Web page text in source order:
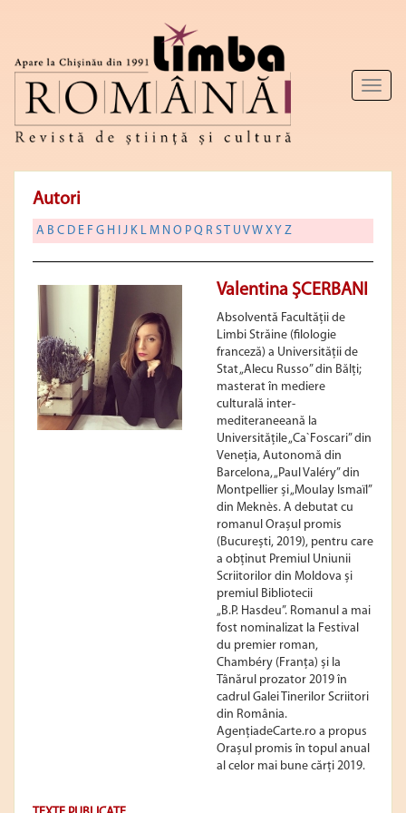
Toggle
Autori
A B C D E F G H I J K L M N O P Q R S T U VW X Y Z
Valentina ȘCERBANI
Absolventă Facultății de
Limbi Străine (filologie
franceză) a Universității de
Stat „Alecu Russo” din Bălți;
masterat în mediere
culturală inter-
mediteraneeană la
Universitățile „Ca`Foscari” din
Veneția, Autonomă din
Barcelona, „Paul Valéry” din
Montpellier și „Moulay Ismaïl”
din Meknès. A debutat cu
romanul Orașul promis
(București, 2019), pentru care
a obținut Premiul Uniunii
Scriitorilor din Moldova și
premiul Bibliotecii
„B.P. Hasdeu”. Romanul a mai
fost nominalizat la Festival
du premier roman,
Chambéry (Franța) și la
Tânărul prozator 2019 în
cadrul Galei Tinerilor Scriitori
din România.
AgențiadeCarte.ro a propus
Orașul promis în topul anual
al celor mai bune cărți 2019.